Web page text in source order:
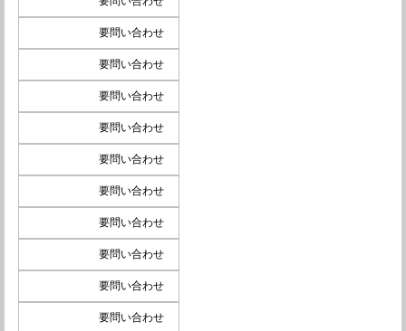
要問い合わせ
要問い合わせ
要問い合わせ
要問い合わせ
要問い合わせ
要問い合わせ
要問い合わせ
要問い合わせ
要問い合わせ
要問い合わせ